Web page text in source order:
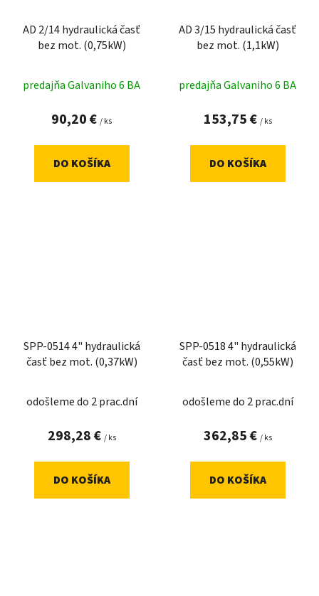
AD 2/14 hydraulická časť
bez mot. (0,75kW)
predajňa Galvaniho 6 BA
90,20 € / ks
DO KOŠÍKA
AD 3/15 hydraulická časť
bez mot. (1,1kW)
predajňa Galvaniho 6 BA
153,75 € / ks
DO KOŠÍKA
SPP-0514 4" hydraulická
časť bez mot. (0,37kW)
odošleme do 2 prac.dní
298,28 € / ks
DO KOŠÍKA
SPP-0518 4" hydraulická
časť bez mot. (0,55kW)
odošleme do 2 prac.dní
362,85 € / ks
DO KOŠÍKA